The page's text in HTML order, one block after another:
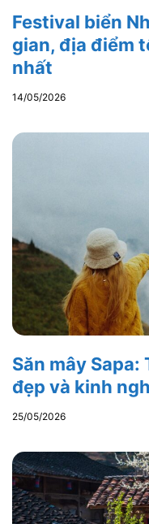
Festival biển
gian, địa điểm
nhất
14/05/2026
Săn mây
đẹp và kinh
25/05/2026